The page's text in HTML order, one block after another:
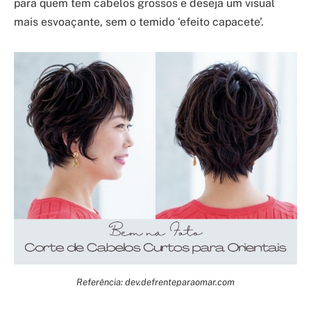
para quem tem cabelos grossos e deseja um visual
mais esvoaçante, sem o temido ‘efeito capacete’.
Referência: dev.defrenteparaomar.com